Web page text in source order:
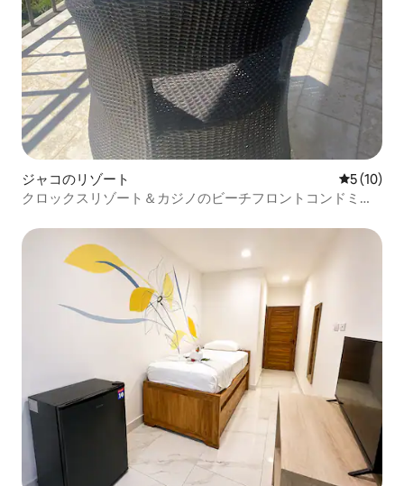
ジャコのリゾート レビュー
5 (10)
クロックスリゾート＆カジノのビーチフロントコンドミニ